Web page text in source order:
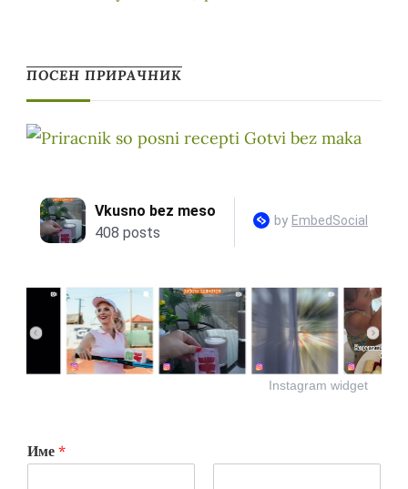
ПОСЕН ПРИРАЧНИК
Instagram widget
Име *